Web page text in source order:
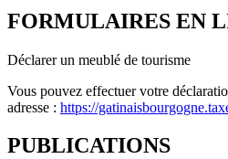
FORMULAIRES EN
Déclarer un meublé de tourisme
Vous pouvez effectuer votre
adresse : https://
PUBLICATIONS